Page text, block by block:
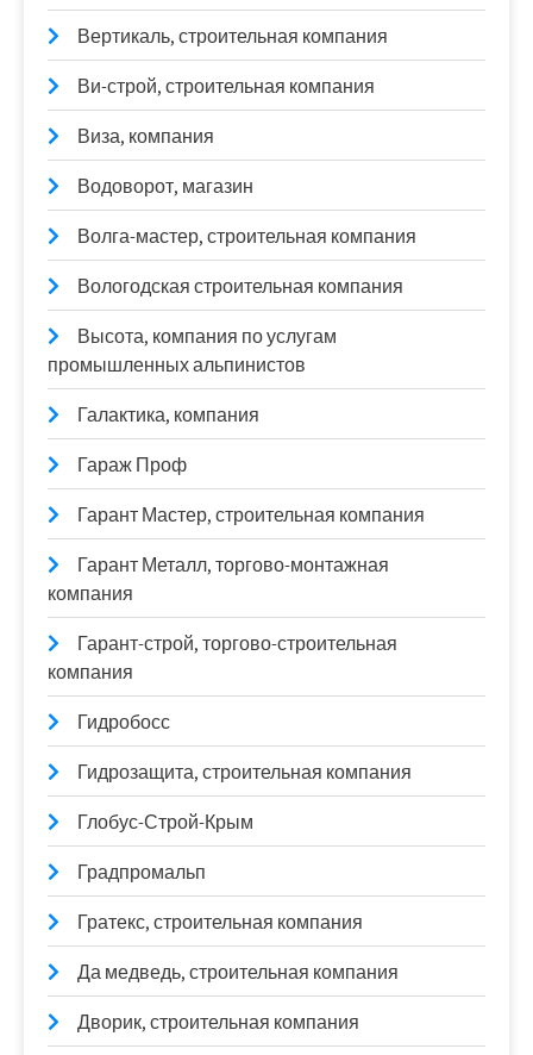
Вертикаль, строительная компания
Ви-строй, строительная компания
Виза, компания
Водоворот, магазин
Волга-мастер, строительная компания
Вологодская строительная компания
Высота, компания по услугам
промышленных альпинистов
Галактика, компания
Гараж Проф
Гарант Мастер, строительная компания
Гарант Металл, торгово-монтажная
компания
Гарант-строй, торгово-строительная
компания
Гидробосс
Гидрозащита, строительная компания
Глобус-Строй-Крым
Градпромальп
Гратекс, строительная компания
Да медведь, строительная компания
Дворик, строительная компания